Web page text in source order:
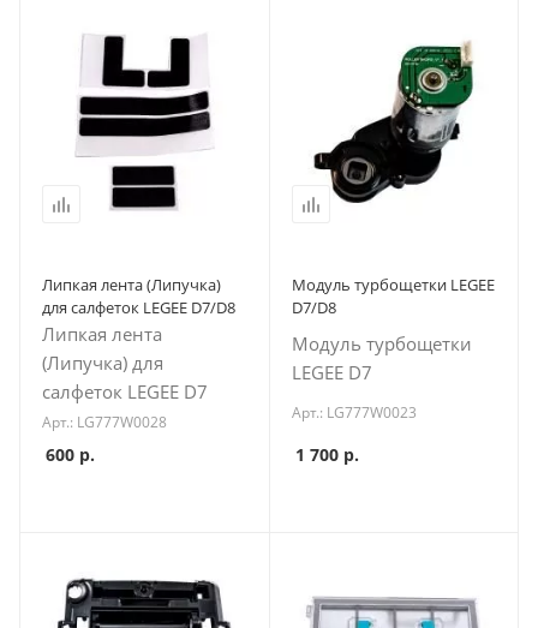
Липкая лента (Липучка)
для салфеток LEGEE D7/D8
Липкая лента
(Липучка) для
салфеток LEGEE D7
Арт.: LG777W0028
600 р.
Модуль турбощетки LEGEE
D7/D8
Модуль турбощетки
LEGEE D7
Арт.: LG777W0023
1 700р.